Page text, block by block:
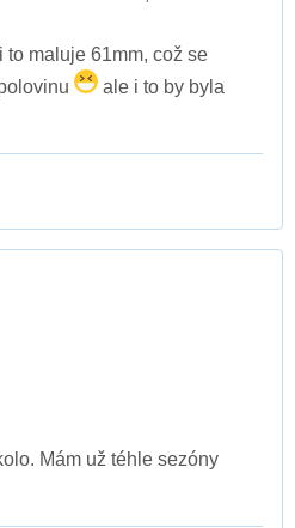
to maluje 61mm, což se
ale i to by byla
Mám už téhle sezóny